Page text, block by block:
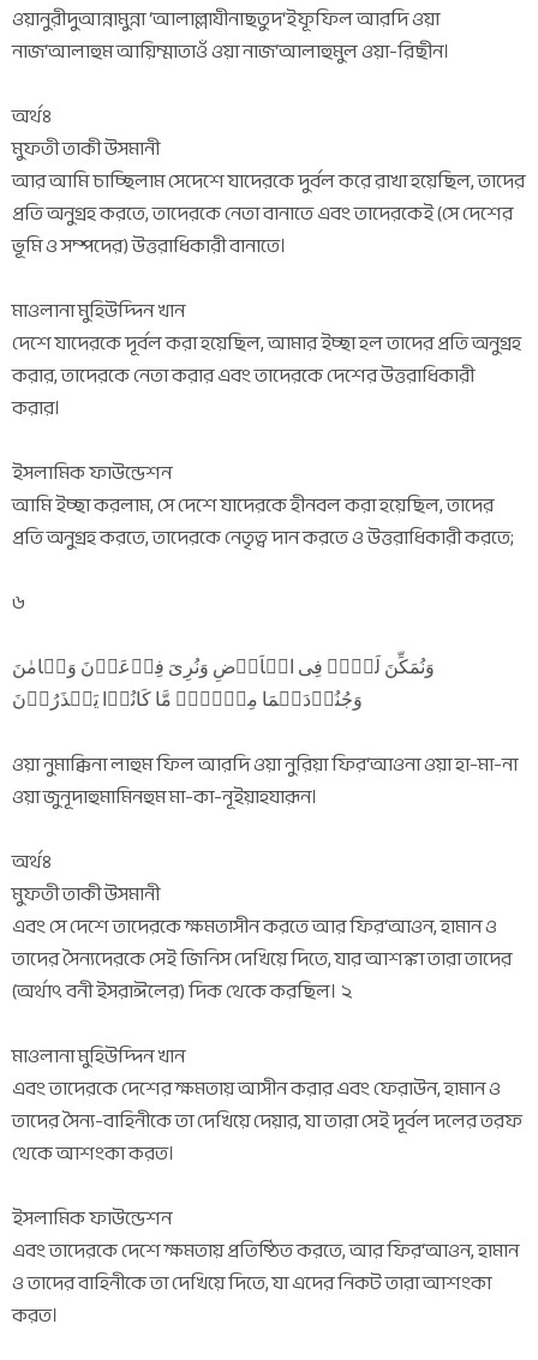
ওয়ানুরীদুআন্নামুন্না ‘আলাল্লাযীনাছতুদ‘ইফূফিল আরদি ওয়া
নাজ‘আলাহুম আয়িম্মাতাওঁ ওয়া নাজ‘আলাহুমুল ওয়া-রিছীন।
অর্থঃ
মুফতী তাকী উসমানী
আর আমি চাচ্ছিলাম সেদেশে যাদেরকে দুর্বল করে রাখা হয়েছিল, তাদের
প্রতি অনুগ্রহ করতে, তাদেরকে নেতা বানাতে এবং তাদেরকেই (সে দেশের
ভূমি ও সম্পদের) উত্তরাধিকারী বানাতে।
মাওলানা মুহিউদ্দিন খান
দেশে যাদেরকে দূর্বল করা হয়েছিল, আমার ইচ্ছা হল তাদের প্রতি অনুগ্রহ
করার, তাদেরকে নেতা করার এবং তাদেরকে দেশের উত্তরাধিকারী
করার।
ইসলামিক ফাউন্ডেশন
আমি ইচ্ছা করলাম, সে দেশে যাদেরকে হীনবল করা হয়েছিল, তাদের
প্রতি অনুগ্রহ করতে, তাদেরকে নেতৃত্ব দান করতে ও উত্তরাধিকারী করতে;
৬
وَنُمَکِّنَ لَہُمۡ فِی الۡاَرۡضِ وَنُرِیَ فِرۡعَوۡنَ وَہَامٰنَ
وَجُنُوۡدَہُمَا مِنۡہُمۡ مَّا کَانُوۡا یَحۡذَرُوۡنَ
ওয়া নুমাক্কিনা লাহুম ফিল আরদি ওয়া নুরিয়া ফির‘আওনা ওয়া হা-মা-না
ওয়া জুনূদাহুমামিনহুম মা-কা-নূইয়াহযারূন।
অর্থঃ
মুফতী তাকী উসমানী
এবং সে দেশে তাদেরকে ক্ষমতাসীন করতে আর ফির‘আওন, হামান ও
তাদের সৈন্যদেরকে সেই জিনিস দেখিয়ে দিতে, যার আশঙ্কা তারা তাদের
(অর্থাৎ বনী ইসরাঈলের) দিক থেকে করছিল। ২
মাওলানা মুহিউদ্দিন খান
এবং তাদেরকে দেশের ক্ষমতায় আসীন করার এবং ফেরাউন, হামান ও
তাদের সৈন্য-বাহিনীকে তা দেখিয়ে দেয়ার, যা তারা সেই দূর্বল দলের তরফ
থেকে আশংকা করত।
ইসলামিক ফাউন্ডেশন
এবং তাদেরকে দেশে ক্ষমতায় প্রতিষ্ঠিত করতে, আর ফির‘আওন, হামান
ও তাদের বাহিনীকে তা দেখিয়ে দিতে, যা এদের নিকট তারা আশংকা
করত।